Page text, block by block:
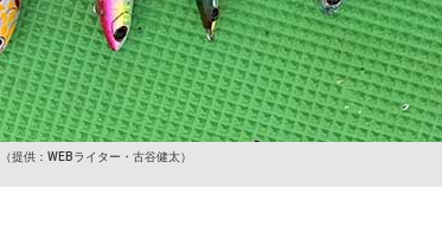
（提供：WEBライター・古谷健太）